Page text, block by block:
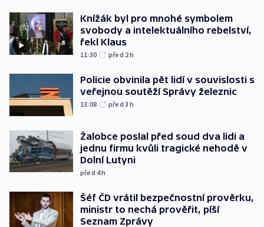
Knížák byl pro mnohé symbolem
svobody a intelektuálního rebelství,
řekl Klaus
11:30 před 2h
Policie obvinila pět lidí v souvislosti s
veřejnou soutěží Správy železnic
13:08 před 3h
Žalobce poslal před soud dva lidi a
jednu firmu kvůli tragické nehodě v
Dolní Lutyni
před 4h
Šéf ČD vrátil bezpečnostní prověrku,
ministr to nechá prověřit, píší
Seznam Zprávy